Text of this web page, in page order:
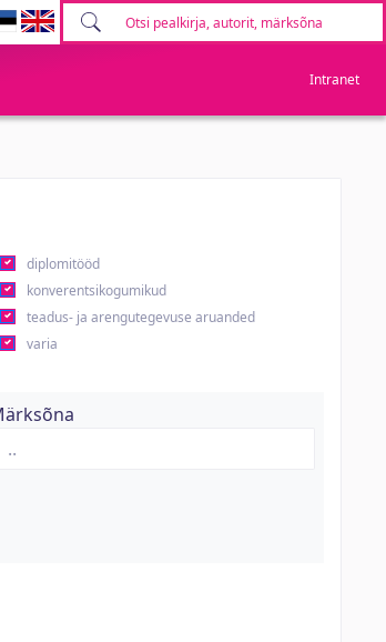
Intranet
diplomitööd
konverentsikogumikud
teadus- ja arengutegevuse aruanded
varia